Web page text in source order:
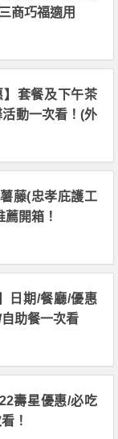
商巧福適用
】套餐及下午茶
動一次看！(外
藤(忠孝庇護工
開箱！
日期/餐廳/優惠
助餐一次看
壽星優惠/必吃
！